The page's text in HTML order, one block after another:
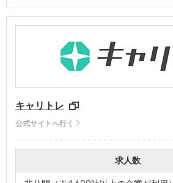
キャリトレ
公式サイトへ行く
求人数